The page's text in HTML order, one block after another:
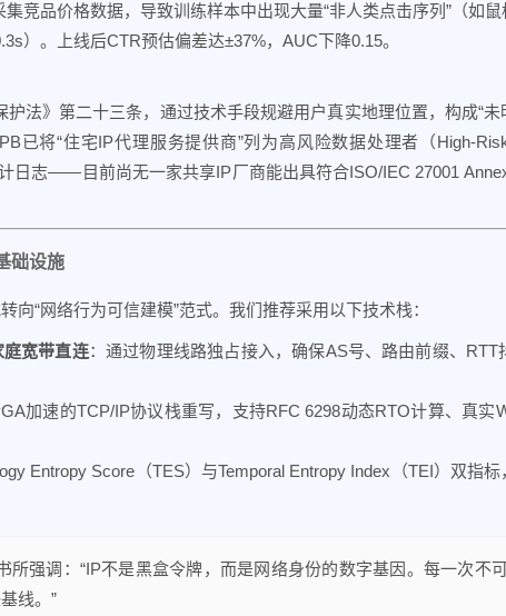
竞品价格数据，导致训练样本中出现大量“非人类点击序列”（如
）。上线后CTR预估偏差达±37%，AUC下降0.15。
法》第二十三条，通过技术手段规避用户真实地理位置，构成“未
已将“住宅IP代理服务提供商”列为高风险数据处理者（High-
日志——目前尚无一家共享IP厂商能出具符合ISO/IEC 27001
础设施
向“网络行为可信建模”范式。我们推荐采用以下技术栈：
宽带直连：通过物理线路独占接入，确保AS号、路由前缀、RTT
加速的TCP/IP协议栈重写，支持RFC 6298动态RTO计算、真实
Entropy Score（TES）与Temporal Entropy Index（TEI）双指
所强调：“IP不是黑盒令牌，而是网络身份的数字基因。每一次不
线。”